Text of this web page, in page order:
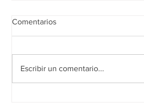
¡FELIZ VERANO!
Comentarios
Escribir un comentario...